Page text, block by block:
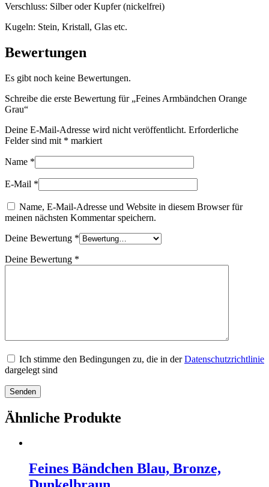
Verschluss: Silber oder Kupfer (nickelfrei)
Kugeln: Stein, Kristall, Glas etc.
Bewertungen
Es gibt noch keine Bewertungen.
Schreibe die erste Bewertung für „Feines Armbändchen Orange
Grau“
Deine E-Mail-Adresse wird nicht veröffentlicht. Erforderliche
Felder sind mit * markiert
Name *
E-Mail *
Name, E-Mail-Adresse und Website in diesem Browser für
meinen nächsten Kommentar speichern.
Deine Bewertung *
Deine Bewertung *
Ich stimme den Bedingungen zu, die in derDatenschutzrichtlinie
dargelegt sind
Ähnliche Produkte
Feines Bändchen Blau, Bronze,